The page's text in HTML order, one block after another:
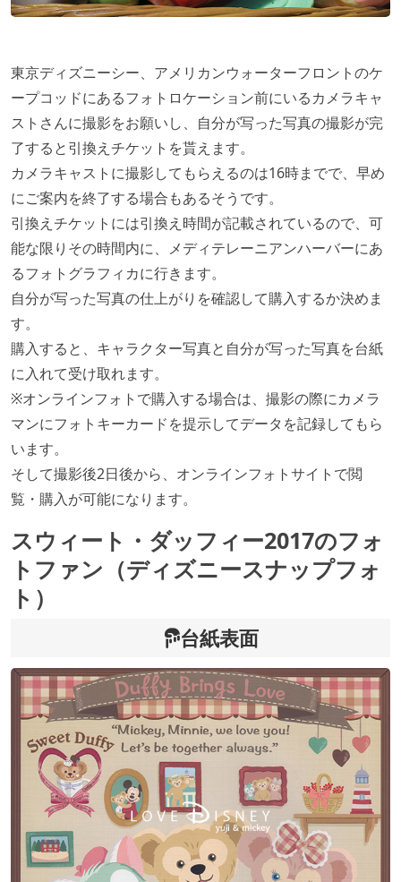
東京ディズニーシー、アメリカンウォーターフロントのケ
ープコッドにあるフォトロケーション前にいるカメラキャ
ストさんに撮影をお願いし、自分が写った写真の撮影が完
了すると引換えチケットを貰えます。
カメラキャストに撮影してもらえるのは16時までで、早め
にご案内を終了する場合もあるそうです。
引換えチケットには引換え時間が記載されているので、可
能な限りその時間内に、メディテレーニアンハーバーにあ
るフォトグラフィカに行きます。
自分が写った写真の仕上がりを確認して購入するか決めま
す。
購入すると、キャラクター写真と自分が写った写真を台紙
に入れて受け取れます。
※オンラインフォトで購入する場合は、撮影の際にカメラ
マンにフォトキーカードを提示してデータを記録してもら
います。
そして撮影後2日後から、オンラインフォトサイトで閲
覧・購入が可能になります。
スウィート・ダッフィー2017のフォ
トファン（ディズニースナップフォ
ト）
台紙表面